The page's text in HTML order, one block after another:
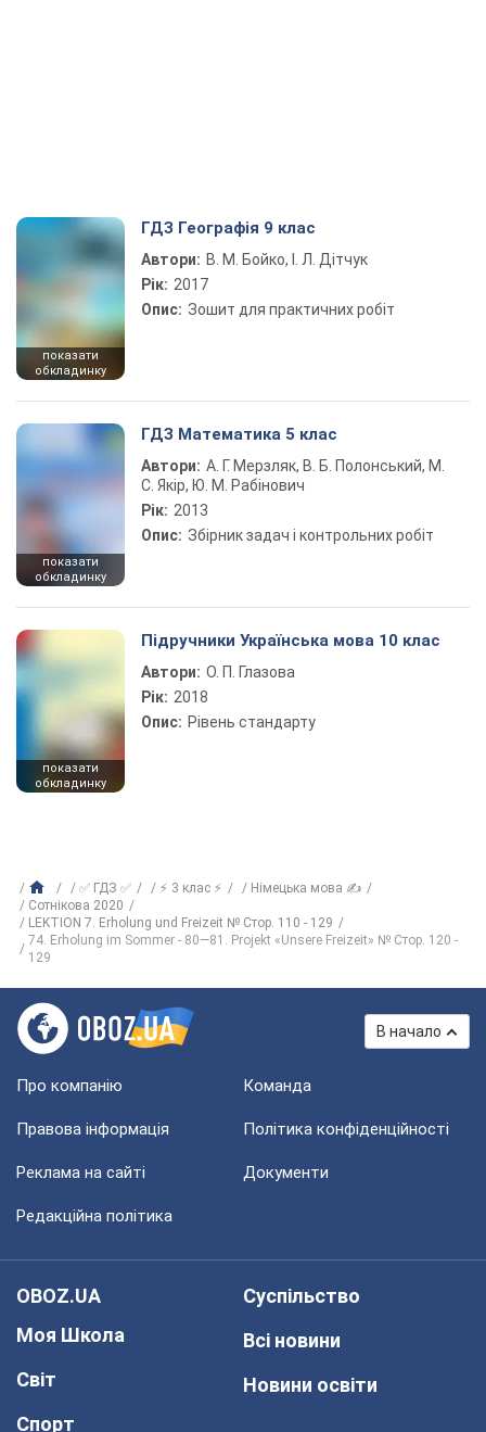
показати
обкладинку
ГДЗ Географія 9 клас
Автори: В. М. Бойко, І. Л. Дітчук
Рік: 2017
Опис: Зошит для практичних робіт
показати
обкладинку
ГДЗ Математика 5 клас
Автори: А. Г. Мерзляк, В. Б. Полонський, М.
С. Якір, Ю. М. Рабінович
Рік: 2013
Опис: Збірник задач і контрольних робіт
показати
обкладинку
Підручники Українська мова 10 клас
Автори: О. П. Глазова
Рік: 2018
Опис: Рівень стандарту
✅ ГДЗ ✅ ⚡ 3 клас ⚡
Німецька мова ✍
Сотнікова 2020
LEKTION 7. Erholung und Freizeit № Стор. 110 - 129
74. Erholung im Sommer - 80—81. Projekt «Unsere Freizeit» № Стор. 120 -
129
В начало
Про компанію Команда
Правова інформація Політика конфіденційності
Реклама на сайті Документи
Редакційна політика
OBOZ.UA
Моя Школа
Світ
Спорт
Суспільство
Всі новини
Новини освіти